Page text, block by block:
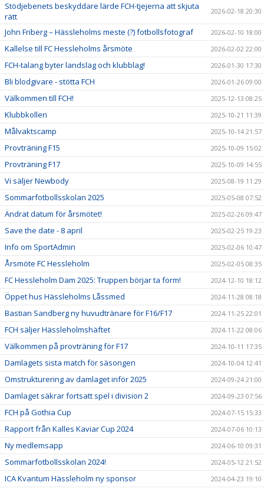
Stödjebenets beskyddare lärde FCH-tjejerna att skjuta
rätt
2026-02-18 20:30
John Friberg – Hässleholms meste (?) fotbollsfotograf 2026-02-10 18:00
Kallelse till FC Hessleholms årsmöte 2026-02-02 22:00
FCH-talang byter landslag och klubblag! 2026-01-30 17:30
Bli blodgivare - stötta FCH 2026-01-26 09:00
Välkommen till FCH! 2025-12-13 08:25
Klubbkollen 2025-10-21 11:39
Målvaktscamp 2025-10-14 21:57
Provträning F15 2025-10-09 15:02
Provträning F17 2025-10-09 14:55
Vi säljer Newbody 2025-08-19 11:29
Sommarfotbollsskolan 2025 2025-05-08 07:52
Ändrat datum för årsmötet! 2025-02-26 09:47
Save the date - 8 april 2025-02-25 19:23
Info om SportAdmin 2025-02-06 10:47
Årsmöte FC Hessleholm 2025-02-05 08:35
FC Hessleholm Dam 2025: Truppen börjar ta form! 2024-12-10 18:12
Öppet hus Hässleholms Låssmed 2024-11-28 08:18
Bastian Sandberg ny huvudtränare för F16/F17 2024-11-25 22:01
FCH säljer Hässleholmshäftet 2024-11-22 08:06
Välkommen på provträning för F17 2024-10-11 17:35
Damlagets sista match för säsongen 2024-10-04 12:41
Omstrukturering av damlaget inför 2025 2024-09-24 21:00
Damlaget säkrar fortsatt spel i division 2 2024-09-23 07:56
FCH på Gothia Cup 2024-07-15 15:33
Rapport från Kalles Kaviar Cup 2024 2024-07-06 10:13
Ny medlemsapp 2024-06-10 09:31
Sommarfotbollsskolan 2024! 2024-05-12 21:52
ICA Kvantum Hässleholm ny sponsor 2024-04-23 19:10